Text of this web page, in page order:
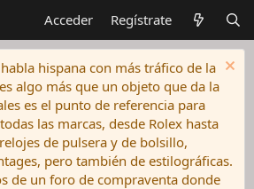
Acceder Regístrate
hispana con más tráfico de la
algo más que un objeto que da la
es el punto de referencia para
las marcas, desde Rolex hasta
de pulsera y de bolsillo,
pero también de estilográficas.
de un foro de compraventa donde